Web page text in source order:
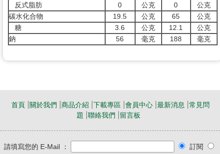
反式脂肪
0 公克 0
公克
碳水化合物
19.5 公克 65
公克
糖
3.6 公克 12.1
公克
鈉
56 毫克 188 毫克
首頁 關於我們 商品介紹 下載專區 會員中心 最新消息
常見問
題
聯絡我們 留言板
請填寫您的 E-Mail ： 訂閱